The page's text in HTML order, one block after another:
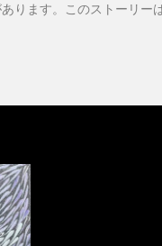
ります。このストーリ